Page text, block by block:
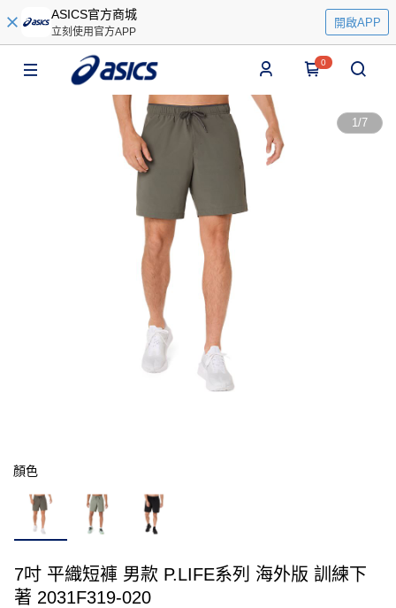
ASICS官方商城
立刻使用官方APP
開啟APP
0
1/7
顏色
7吋 平織短褲 男款 P.LIFE系列 海外版 訓練下
著 2031F319-020